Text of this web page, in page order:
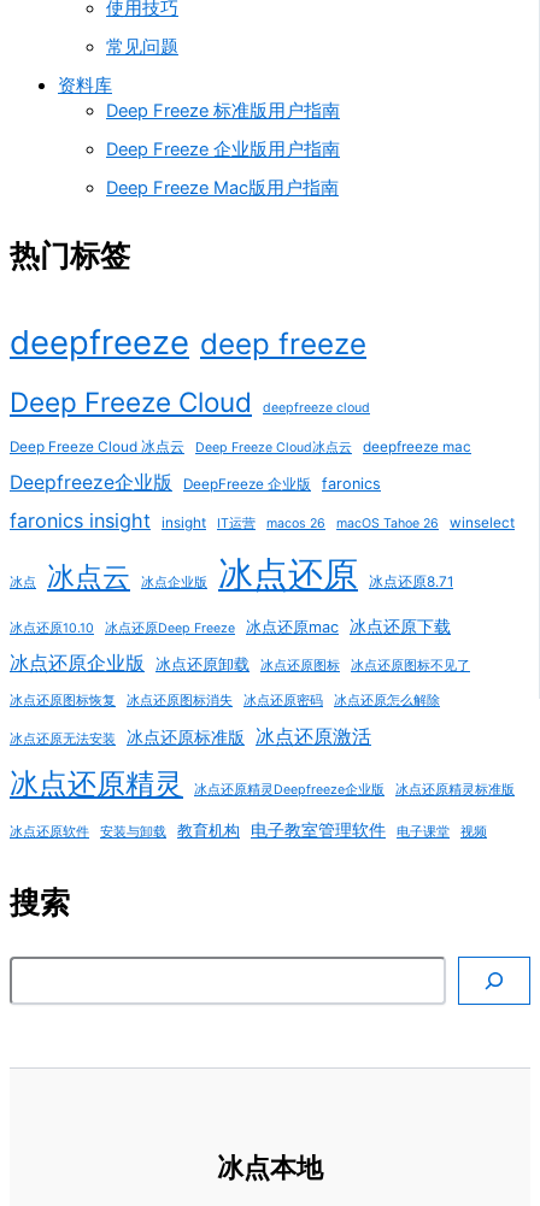
使用技巧
常见问题
资料库
Deep Freeze 标准版用户指南
Deep Freeze 企业版用户指南
Deep Freeze Mac版用户指南
热门标签
deepfreeze deep freeze
Deep Freeze Cloud deepfreeze cloud
Deep Freeze Cloud 冰点云 Deep Freeze Cloud冰点云 deepfreeze mac
Deepfreeze企业版 DeepFreeze 企业版 faronics
faronics insight insight IT运营 macos 26 macOS Tahoe 26 winselect
冰点 冰点云 冰点企业版 冰点还原 冰点还原8.71
冰点还原10.10 冰点还原Deep Freeze 冰点还原mac 冰点还原下载
冰点还原企业版 冰点还原卸载 冰点还原图标 冰点还原图标不见了
冰点还原图标恢复 冰点还原图标消失 冰点还原密码 冰点还原怎么解除
冰点还原无法安装 冰点还原标准版 冰点还原激活
冰点还原精灵 冰点还原精灵Deepfreeze企业版 冰点还原精灵标准版
冰点还原软件 安装与卸载 教育机构 电子教室管理软件 电子课堂 视频
搜索
搜索
冰点本地